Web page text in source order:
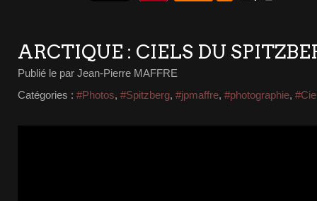
ARCTIQUE : CIELS DU
Publié le par Jean-Pierre MAFFRE
Catégories : #Photos, #Spitzberg, #jpmaffre, #photographie,